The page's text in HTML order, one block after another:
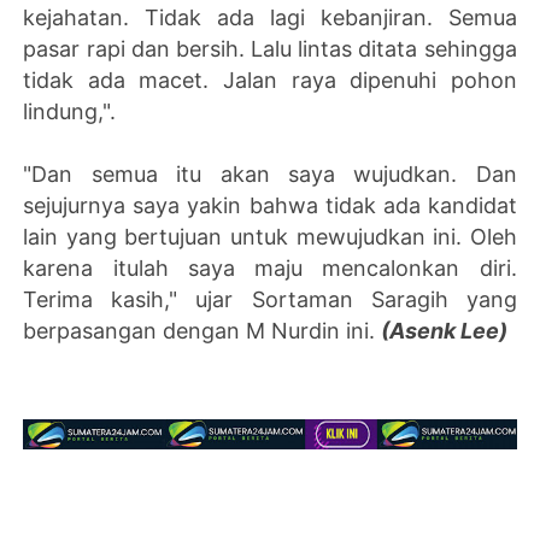
kejahatan. Tidak ada lagi kebanjiran. Semua
pasar rapi dan bersih. Lalu lintas ditata sehingga
tidak ada macet. Jalan raya dipenuhi pohon
lindung,".
"Dan semua itu akan saya wujudkan. Dan
sejujurnya saya yakin bahwa tidak ada kandidat
lain yang bertujuan untuk mewujudkan ini. Oleh
karena itulah saya maju mencalonkan diri.
Terima kasih," ujar Sortaman Saragih yang
berpasangan dengan M Nurdin ini. (Asenk Lee)